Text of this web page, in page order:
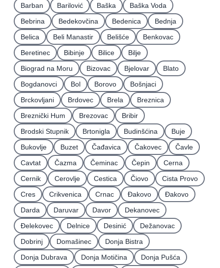
Barban
Barilović Baška
Baška Voda
Bebrina
Bedekovčina Bedenica
Bednja
Belica
Beli Manastir Belišće
Benkovac
Beretinec
Bibinje Bilice
Bilje
Biograd na Moru
Bizovac Bjelovar
Blato
Bogdanovci
Bol Borovo
Bošnjaci
Brckovljani
Brdovec Brela
Breznica
Breznički Hum
Brezovac
Bribir
Brodski Stupnik
Brtonigla Budinšćina
Buje
Bukovlje
Buzet Čađavica Čakovec
Čavle
Cavtat
Čazma Čeminac Čepin
Cerna
Cernik
Cerovlje Cestica Čiovo
Cista Provo
Cres
Crikvenica Crnac Đakovo
Ðakovo
Darda
Daruvar Davor
Dekanovec
Ðelekovec
Delnice Desinić
Dežanovac
Dobrinj
Domašinec
Donja Bistra
Donja Dubrava
Donja Motičina
Donja Pušća